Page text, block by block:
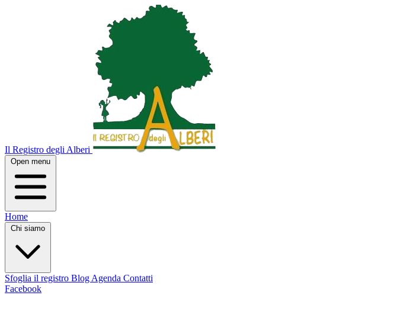
Il Registro degli Alberi
Open menu
Home
Chi siamo
Sfoglia il registro Blog Agenda Contatti
Facebook